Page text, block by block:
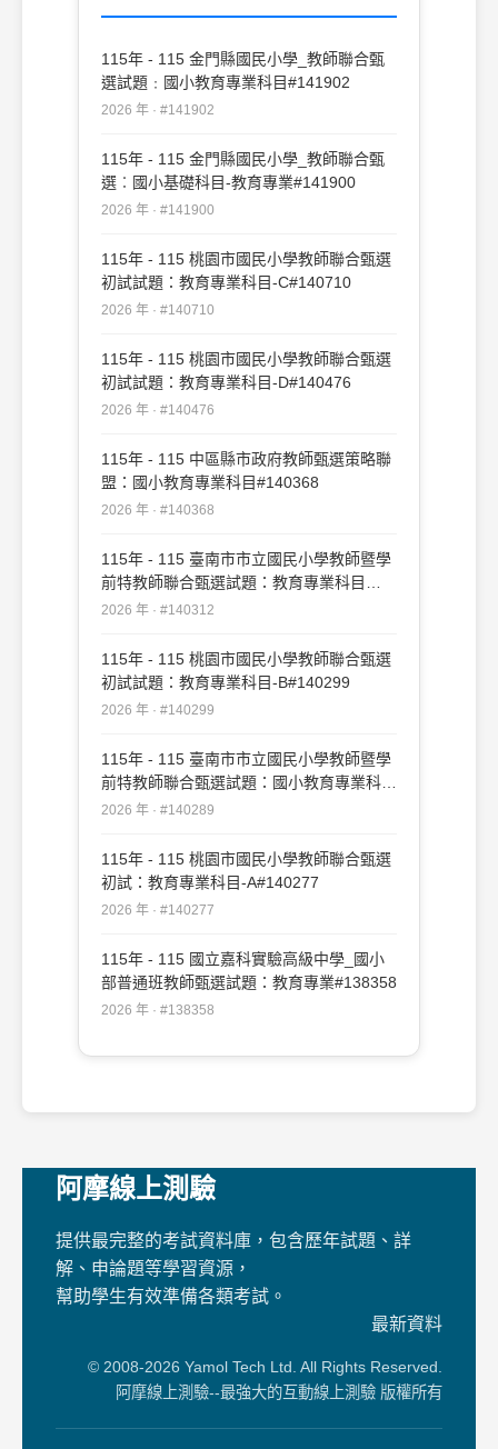
115年 - 115 金門縣國民小學_教師聯合甄
選試題﹕國小教育專業科目#141902
2026 年 · #141902
115年 - 115 金門縣國民小學_教師聯合甄
選︰國小基礎科目-教育專業#141900
2026 年 · #141900
115年 - 115 桃園市國民小學教師聯合甄選
初試試題：教育專業科目-C#140710
2026 年 · #140710
115年 - 115 桃園市國民小學教師聯合甄選
初試試題：教育專業科目-D#140476
2026 年 · #140476
115年 - 115 中區縣市政府教師甄選策略聯
盟：國小教育專業科目#140368
2026 年 · #140368
115年 - 115 臺南市市立國民小學教師暨學
前特教師聯合甄選試題：教育專業科目
#140312
2026 年 · #140312
115年 - 115 桃園市國民小學教師聯合甄選
初試試題：教育專業科目-B#140299
2026 年 · #140299
115年 - 115 臺南市市立國民小學教師暨學
前特教師聯合甄選試題：國小教育專業科目
#140289
2026 年 · #140289
115年 - 115 桃園市國民小學教師聯合甄選
初試：教育專業科目-A#140277
2026 年 · #140277
115年 - 115 國立嘉科實驗高級中學_國小
部普通班教師甄選試題：教育專業#138358
2026 年 · #138358
阿摩線上測驗
提供最完整的考試資料庫，包含歷年試題、詳
解、申論題等學習資源，
幫助學生有效準備各類考試。
最新資料
© 2008-2026 Yamol Tech Ltd. All Rights Reserved.
阿摩線上測驗--最強大的互動線上測驗 版權所有